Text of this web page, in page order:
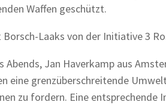
Waffen geschützt.
Laaks von der Initiative 3
Abends, Jan Haverkamp aus
eine grenzüberschreitende
zu fordern. Eine